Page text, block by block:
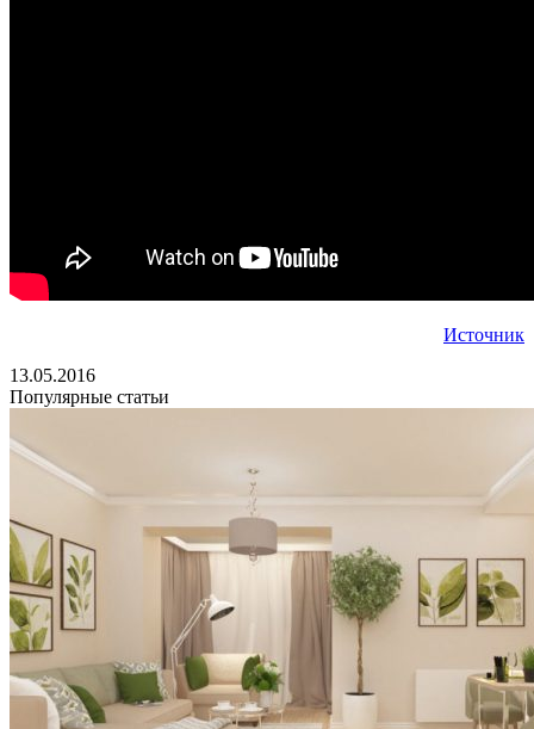
Источник
13.05.2016
Популярные статьи